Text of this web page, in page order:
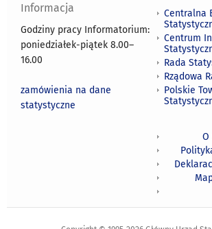
Informacja
Godziny pracy Informatorium:
poniedziałek-piątek 8.00–
16.00
zamówienia na dane
statystyczne
Centralna
Centrum
Rada
Rządowa
Polskie
O